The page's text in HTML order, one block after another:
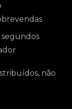
segundos
não